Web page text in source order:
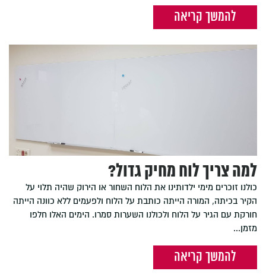
להמשך קריאה
למה צריך לוח מחיק גדול?
כולנו זוכרים מימי ילדותינו את הלוח השחור או הירוק שהיה תלוי על
הקיר בכיתה, המורה הייתה כותבת על הלוח ולפעמים ללא כוונה הייתה
חורקת עם הגיר על הלוח ולכולנו השערות סמרו. הימים האלו חלפו
מזמן...
להמשך קריאה